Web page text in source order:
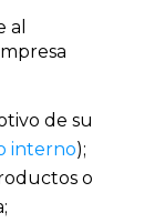
al
de su
interno);
o